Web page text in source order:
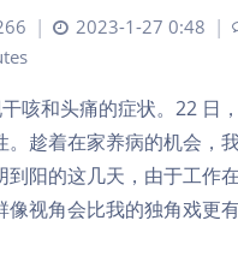
| 2023-1-27 0:48 |
咳和头痛的症状。22 日
。趁着在家养病的机会，
阳的这几天，由于工作
视角会比我的独角戏更有